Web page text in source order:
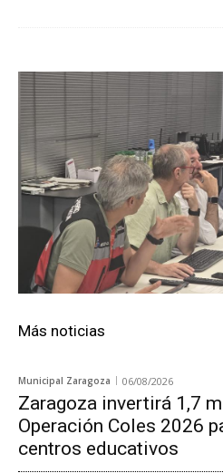
Más noticias
Municipal Zaragoza 06/08/2026
Zaragoza invertirá 1,7
Operación Coles 2026
centros educativos